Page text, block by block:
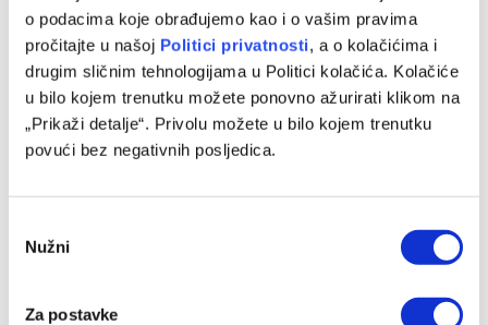
o podacima koje obrađujemo kao i o vašim pravima
pročitajte u našoj Politici privatnosti, a o kolačićima i
drugim sličnim tehnologijama u Politici kolačića. Kolačiće
u bilo kojem trenutku možete ponovno ažurirati klikom na
„Prikaži detalje“. Privolu možete u bilo kojem trenutku
povući bez negativnih posljedica.
Selection
Nužni
Za postavke
Barcelona preotima kapitena Španije ljutom rivalu